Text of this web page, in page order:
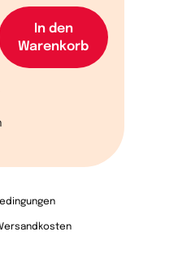
In den
Warenkorb